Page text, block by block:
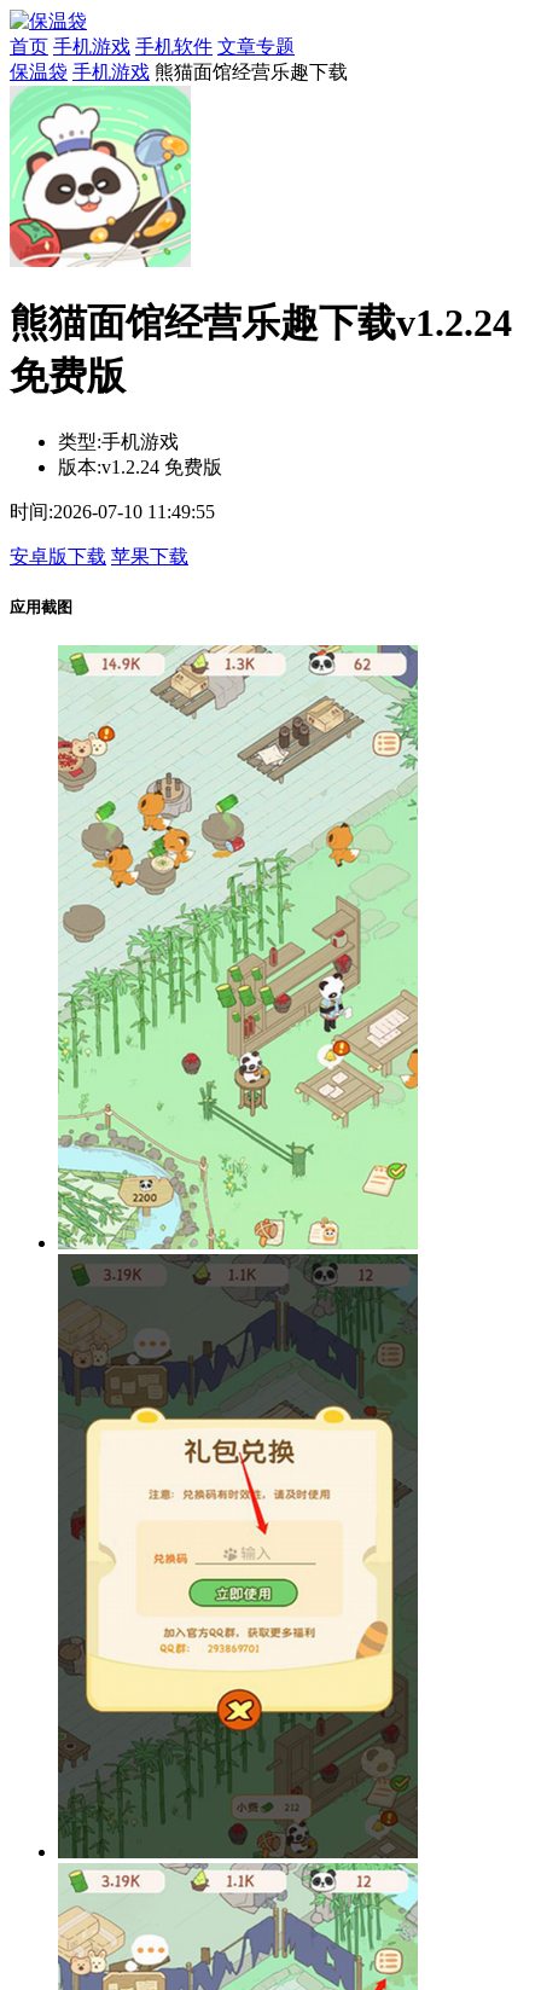
首页 手机游戏 手机软件 文章专题
保温袋 手机游戏 熊猫面馆经营乐趣下载
熊猫面馆经营乐趣下载v1.2.24
免费版
类型:手机游戏
版本:v1.2.24 免费版
时间:2026-07-10 11:49:55
安卓版下载 苹果下载
应用截图